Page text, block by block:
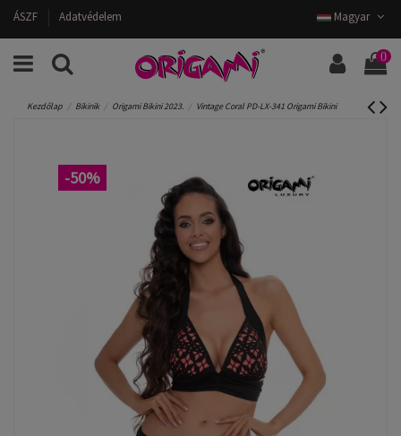
ÁSZF Adatvédelem Magyar
0
Kezdőlap Bikinik Origami Bikini 2023. Vintage Coral PD-LX-341 Origami Bikini
-50%